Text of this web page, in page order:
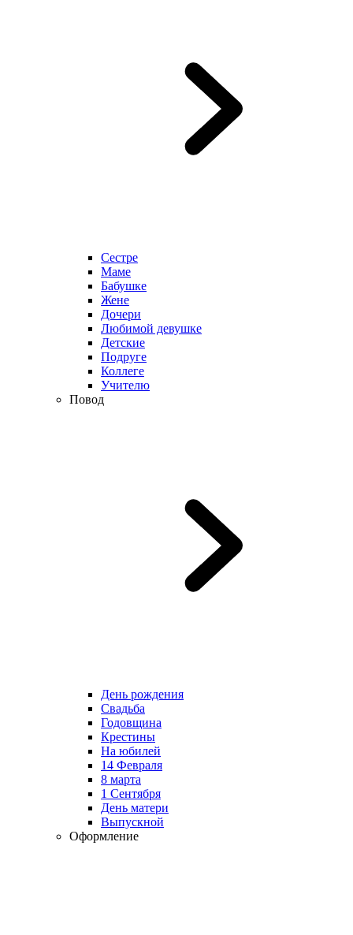
Сестре
Маме
Бабушке
Жене
Дочери
Любимой девушке
Детские
Подруге
Коллеге
Учителю
Повод
День рождения
Свадьба
Годовщина
Крестины
На юбилей
14 Февраля
8 марта
1 Сентября
День матери
Выпускной
Оформление